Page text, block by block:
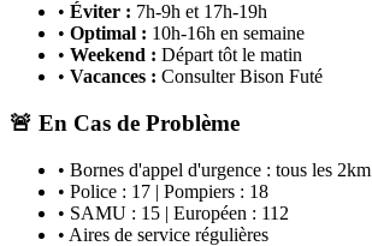
• Éviter : 7h-9h et 17h-19h
• Optimal : 10h-16h en semaine
• Weekend : Départ tôt le matin
• Vacances : Consulter Bison Futé
🚨 En Cas de Problème
• Bornes d'appel d'urgence : tous les 2km
• Police : 17 | Pompiers : 18
• SAMU : 15 | Européen : 112
• Aires de service régulières